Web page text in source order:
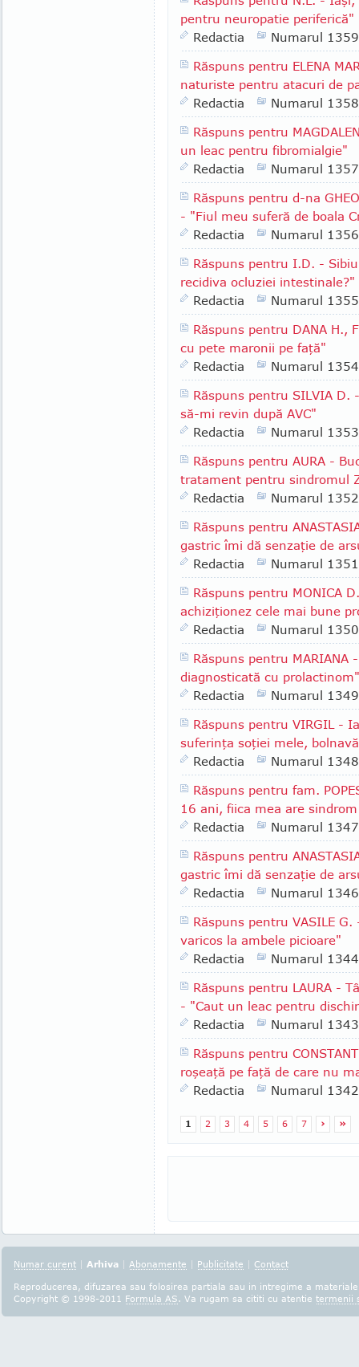
pentru neuropatie periferică"
Redactia
Numarul 1359
Răspuns pentru ELENA
naturiste pentru atacuri de
Redactia
Numarul 1358
Răspuns pentru
un leac pentru fibromialgie"
Redactia
Numarul 1357
Răspuns pentru d-na
- "Fiul meu suferă de boala
Redactia
Numarul 1356
Răspuns pentru I.D. -
recidiva ocluziei intestinale?"
Redactia
Numarul 1355
Răspuns pentru DANA H.,
cu pete maronii pe faţă"
Redactia
Numarul 1354
Răspuns pentru SILVIA
să-mi revin după AVC"
Redactia
Numarul 1353
Răspuns pentru AURA -
tratament pentru sindromul
Redactia
Numarul 1352
Răspuns pentru
gastric îmi dă senzaţie de
Redactia
Numarul 1351
Răspuns pentru MONICA
achiziţionez cele mai bune
Redactia
Numarul 1350
Răspuns pentru
diagnosticată cu prolactinom"
Redactia
Numarul 1349
Răspuns pentru VIRGIL -
suferinţa soţiei mele,
Redactia
Numarul 1348
Răspuns pentru fam.
16 ani, fiica mea are
Redactia
Numarul 1347
Răspuns pentru
gastric îmi dă senzaţie de
Redactia
Numarul 1346
Răspuns pentru VASILE
varicos la ambele picioare"
Redactia
Numarul 1344
Răspuns pentru LAURA -
- "Caut un leac pentru
Redactia
Numarul 1343
Răspuns pentru
roşeaţă pe faţă de care nu
Redactia
Numarul 1342
1 2 3 4 5 6 7 › »
Numar curent | Arhiva | Abonamente | Publicitate | Contact
Reproducerea, difuzarea sau folosirea partiala sau in intregime a
Copyright © 1998-2011 Formula AS. Va rugam sa cititi cu atentie termenii